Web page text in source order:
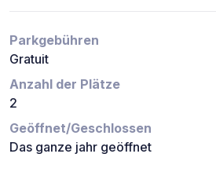
Parkgebühren
Gratuit
Anzahl der Plätze
2
Geöffnet/Geschlossen
Das ganze jahr geöffnet